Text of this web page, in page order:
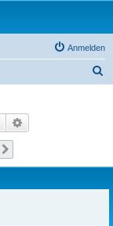
Anmelden
Suche